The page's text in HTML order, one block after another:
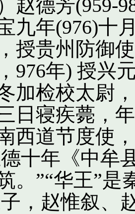
赵德芳(959-
九年(976)十
授贵州防御
976年) 授兴
加检校太尉
日寝疾薨，
西道节度使
十年《中牟
。”“华王”是
，赵惟叙、